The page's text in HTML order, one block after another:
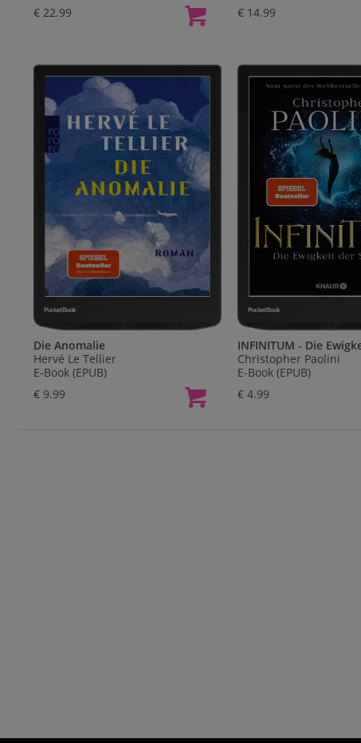
€ 22.99
€ 14.99
Die Anomalie
Hervé Le Tellier
E-Book (EPUB)
€ 9.99
Christopher Paolini
E-Book (EPUB)
€ 4.99